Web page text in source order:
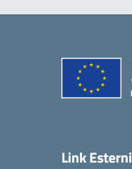
Link Esterni